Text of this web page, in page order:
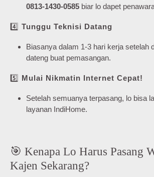
0813-1430-0585 biar lo dapet
4️⃣ Tunggu Teknisi Datang
Biasanya dalam 1-3 hari kerja setelah
dateng buat pemasangan.
5️⃣ Mulai Nikmatin Internet Cepat!
Setelah semuanya terpasang, lo bisa
layanan IndiHome.
🎯 Kenapa Lo Harus Pasang
Kajen Sekarang?